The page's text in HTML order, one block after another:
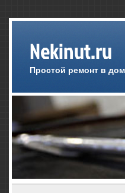
Nekinut.ru
Простой ремонт в